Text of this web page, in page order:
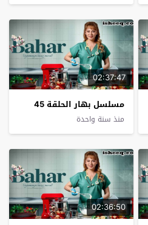
02:37:47
مسلسل بهار الحلقة 45
منذ سنة واحدة
02:36:50